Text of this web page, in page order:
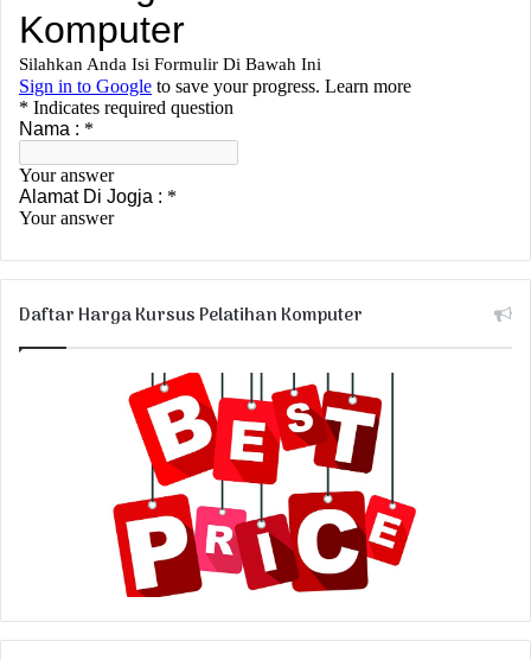
Daftar Harga Kursus Pelatihan Komputer